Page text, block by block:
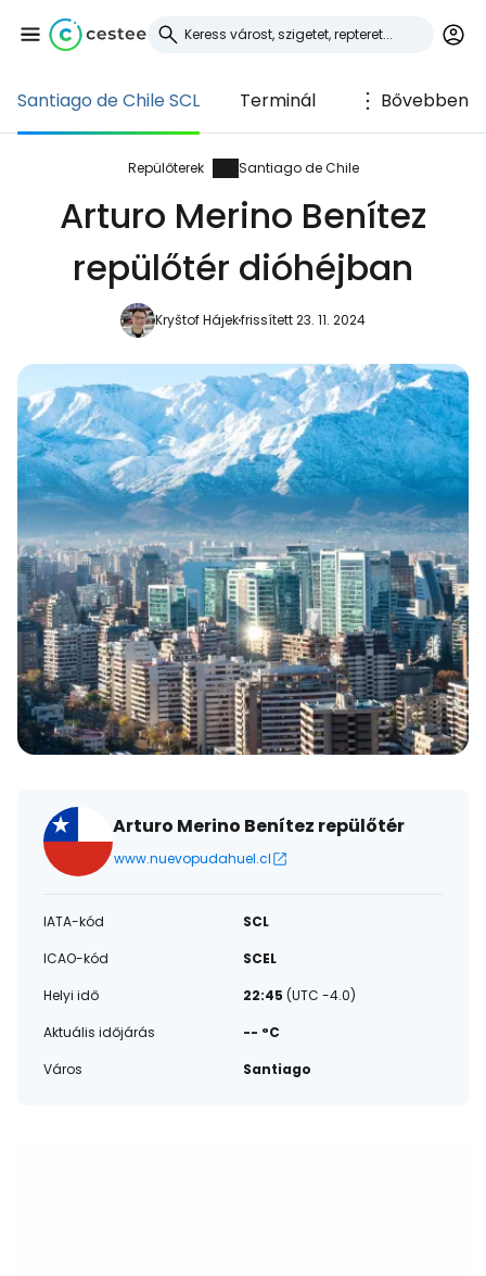
Santiago de Chile SCL Terminál Bővebben
Repülőterek Santiago de Chile
Arturo Merino Benítez
repülőtér dióhéjban
Kryštof Hájekfrissített 23. 11. 2024
Arturo Merino Benítez repülőtér
www.nuevopudahuel.cl
IATA-kód
SCL
ICAO-kód
SCEL
Helyi idő
22:45 (UTC -4.0)
Aktuális időjárás
-- °C
Város
Santiago
Bejelentkezés a
Cestee-be
... az utazási közösség világszerte
Folytatás a Google-lal
Folytatás a Facebookkal
Folytassa e-mailben